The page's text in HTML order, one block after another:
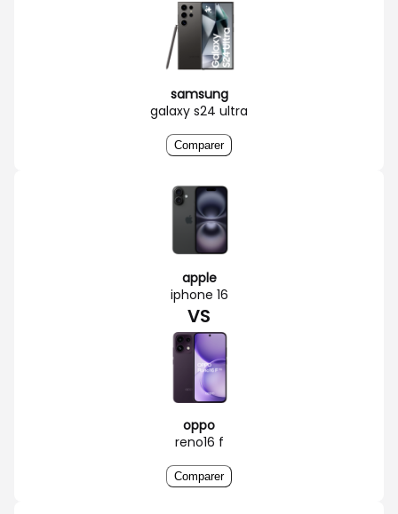
samsung
galaxy s24 ultra
Comparer
apple
iphone 16
VS
oppo
reno16 f
Comparer